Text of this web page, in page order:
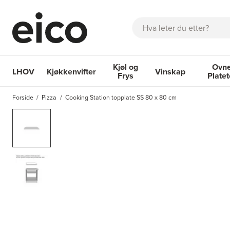
Søk
LHOV Kjøkkenvifter
Kjøkkenvifter
Kjøl og
Frys
Kjøl og Frys
Vinskap
Vinskap
Forside Pizza Cooking Station topplate SS 80 x 80 cm